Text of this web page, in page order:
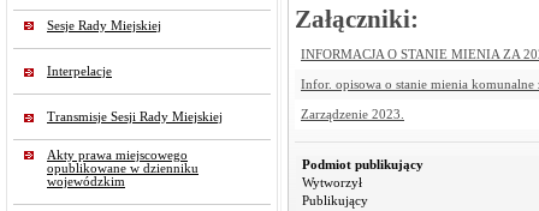
Sesje Rady Miejskiej
Interpelacje
Transmisje Sesji Rady Miejskiej
Akty prawa miejscowego
opublikowane w dzienniku
wojewódzkim
Załączniki:
INFORMACJA O STANIE MIENIA ZA
Infor. opisowa o stanie mienia komunalne
Zarządzenie 2023.
Podmiot publikujący
Wytworzył
Publikujący